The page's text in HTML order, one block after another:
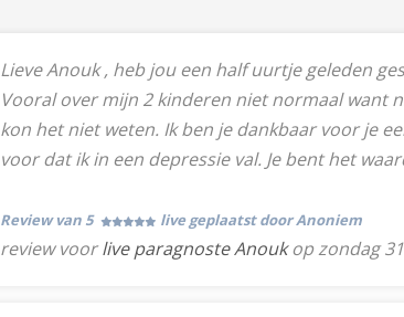
Lieve Anouk , heb jou een half uurtje geleden
Vooral over mijn 2 kinderen niet normaal want
kon het niet weten. Ik ben je dankbaar voor je
voor dat ik in een depressie val. Je bent het
Review van 5 live geplaatst door Anoniem
review voorlive paragnoste Anoukop zondag